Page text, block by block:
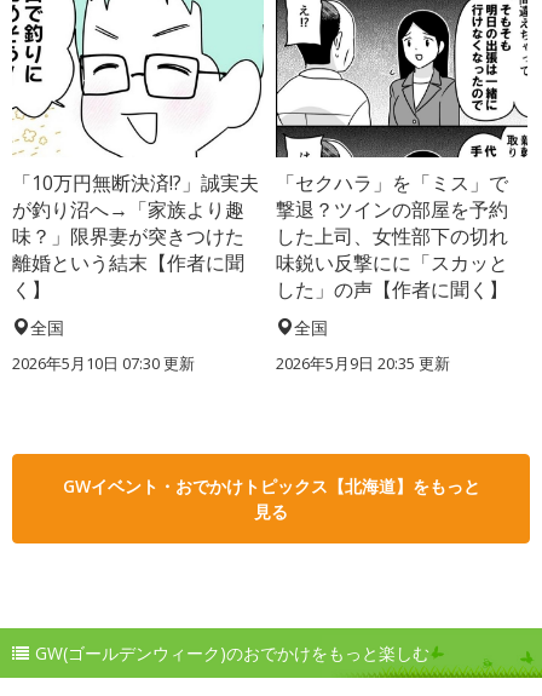
「10万円無断決済!?」誠実夫
が釣り沼へ→「家族より趣
味？」限界妻が突きつけた
離婚という結末【作者に聞
く】
全国
2026年5月10日 07:30 更新
「セクハラ」を「ミス」で
撃退？ツインの部屋を予約
した上司、女性部下の切れ
味鋭い反撃にに「スカッと
した」の声【作者に聞く】
全国
2026年5月9日 20:35 更新
GWイベント・おでかけトピックス【北海道】をもっと
見る
GW(ゴールデンウィーク)のおでかけをもっと楽しむ